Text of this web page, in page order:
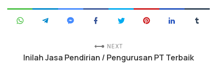
NEXT
Inilah Jasa Pendirian / Pengurusan PT Terbaik